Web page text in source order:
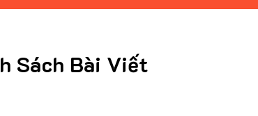
Sách Bài Viết